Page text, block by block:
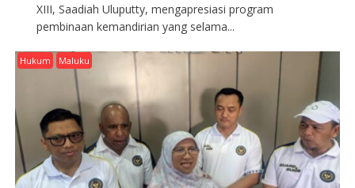
XIII, Saadiah Uluputty, mengapresiasi program
pembinaan kemandirian yang selama...
Hukum Maluku